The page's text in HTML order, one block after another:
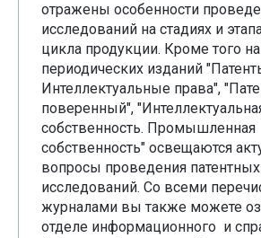
отражены особенности
исследований на стадиях и
цикла продукции. Кроме того
периодических изданий
Интеллектуальные права",
поверенный",
собственность. Промышленная
собственность" освещаются
вопросы проведения патентных
исследований. Со всеми
журналами вы также можете
отделе информационного и